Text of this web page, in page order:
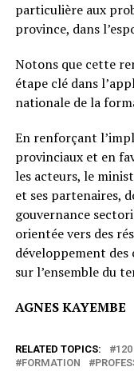
particulière aux
province, dans
Notons que cette
étape clé dans
nationale de la
En renforçant
provinciaux et en
les acteurs, le
et ses partenaires,
gouvernance
orientée vers des
développement
sur l’ensemble du
AGNES KAYEMBE
RELATED TOPICS: 120
FORMATION